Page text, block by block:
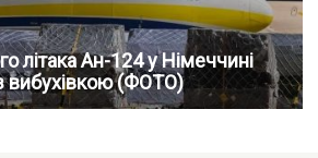
літака Ан-124 у Німеччині
вибухівкою (ФОТО)